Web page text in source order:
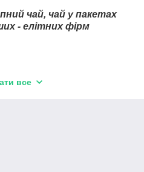
чай, чай у пакетах
- елітних фірм
все